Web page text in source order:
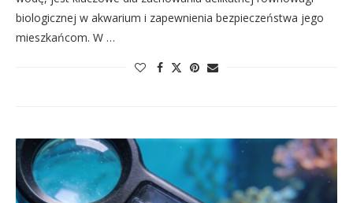
biologicznej w akwarium i zapewnienia bezpieczeństwa jego
mieszkańcom. W …